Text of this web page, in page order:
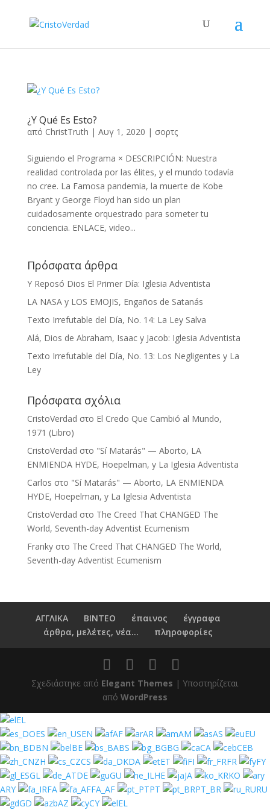
¿Y Qué Es Esto?
από ChristTruth | Αυγ 1, 2020 | σορτς
Siguiendo el Programa × DESCRIPCIÓN: Nuestra
realidad controlada por las élites, y el mundo todavía
no cree. La Famosa pandemia, la muerte de Kobe
Bryant y George Floyd han sido un plan
cuidadosamente orquestrado para someter tu
conciencia. ENLACE, video...
Πρόσφατα άρθρα
Y Reposó Dios El Primer Día: Iglesia Adventista
LA NASA y LOS EMOJIS, Engaños de Satanás
Texto Irrefutable del Día, No. 14: La Ley Salva
Alá, Dios de Abraham, Isaac y Jacob: Iglesia Adventista
Texto Irrefutable del Día, No. 13: Los Negligentes y La
Ley
Πρόσφατα σχόλια
CristoVerdad στο El Credo Que Cambió al Mundo,
1971 (Libro)
CristoVerdad στο "Sí Matarás" — Aborto, LA
ENMIENDA HYDE, Hoepelman, y La Iglesia Adventista
Carlos στο "Sí Matarás" — Aborto, LA ENMIENDA
HYDE, Hoepelman, y La Iglesia Adventista
CristoVerdad στο The Creed That CHANGED The
World, Seventh-day Adventist Ecumenism
Frankyστο The Creed That CHANGED The World,
Seventh-day Adventist Ecumenism
ΑΓΓΛΙΚΑ ΒΙΝΤΕΟ έπαινος
έγγραφα
άρθρα, μελέτες, νέα...
πληροφορίες
Σχεδιάστηκε από Elegant Themes | Υποστηρίζεται
από WordPress
EL
ES
EN AF AR AM AS
EU
BN
BE BS BG CA
CEB
ZH
CS DA ET FI FR
FY
GL
DE GU HE JA
KO
ARY
FA FA_AF PT PT_BR
RU
GD
AZ CY EL